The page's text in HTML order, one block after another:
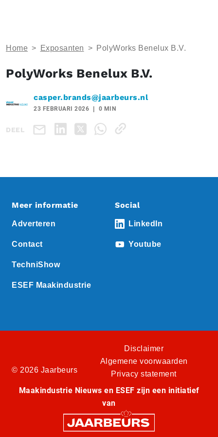
Home > Exposanten > PolyWorks Benelux B.V.
PolyWorks Benelux B.V.
casper.brands@jaarbeurs.nl
23 FEBRUARI 2026 0 MIN
DEEL
Meer informatie
Adverteren
Contact
TechniShow
ESEF Maakindustrie
Social
LinkedIn
Youtube
© 2026 Jaarbeurs
Disclaimer
Algemene voorwaarden
Privacy statement
Maakindustrie Nieuws en ESEF zijn een initiatief
van